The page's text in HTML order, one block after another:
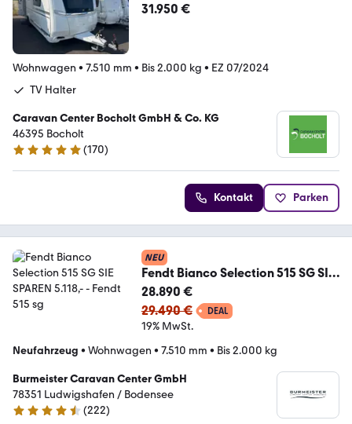
31.950 €
Wohnwagen • 7.510 mm • Bis 2.000 kg • EZ 07/2024
TV Halter
Caravan Center Bocholt GmbH & Co. KG
46395 Bocholt
4.8 Sterne
(170)
Kontakt Parken
NEU
Fendt Bianco Selection 515 SG SIE
SPAREN 5.118,-
28.890 €
29.490 €
DEAL
19% MwSt.
Neufahrzeug • Wohnwagen • 7.510 mm • Bis 2.000 kg
Burmeister Caravan Center GmbH
78351 Ludwigshafen / Bodensee
4.5 Sterne
(222)